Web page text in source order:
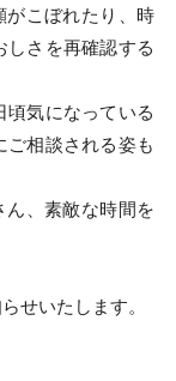
こぼれたり、時
さを再確認する
気になっている
相談される姿も
、素敵な時間を
せいたします。